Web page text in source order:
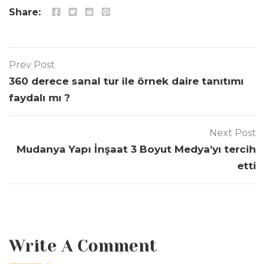
Share:
Prev Post
360 derece sanal tur ile örnek daire tanıtımı
faydalı mı ?
Next Post
Mudanya Yapı İnşaat 3 Boyut Medya'yı tercih
etti
Write A Comment